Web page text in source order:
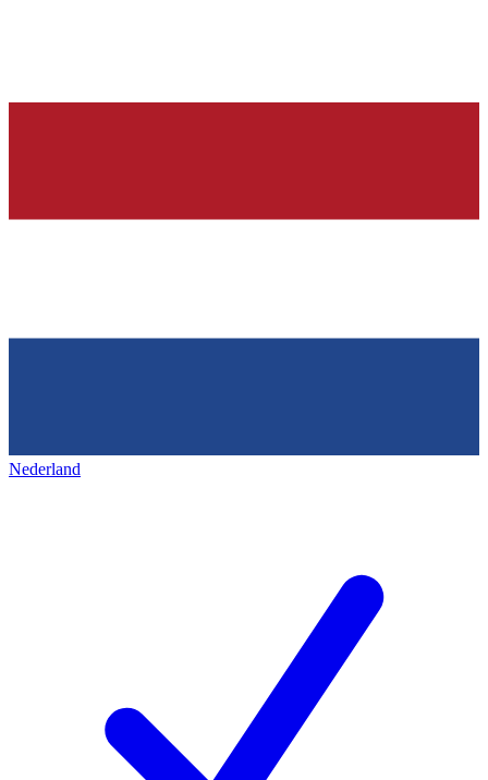
Nederland